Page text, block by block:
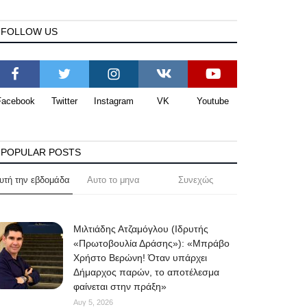
FOLLOW US
Twitter Instagram VK Youtube
POPULAR POSTS
την εβδομάδα Αυτο το μηνα Συνεχώς
Μιλτιάδης Ατζαμόγλου (Ιδρυτής
«Πρωτοβουλία Δράσης»): «Μπράβο
Χρήστο Βερώνη! Όταν υπάρχει
Δήμαρχος παρών, το αποτέλεσμα
φαίνεται στην πράξη»
Αυγ 5, 2026